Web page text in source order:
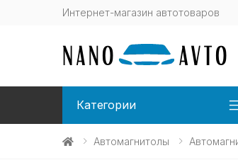
Интернет-магазин автотоваров
Категории
Автомагнитолы